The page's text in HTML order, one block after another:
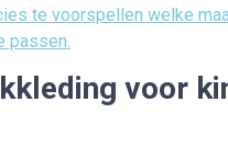
te voorspellen welke
passen.
voor